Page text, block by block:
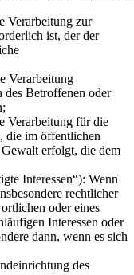
Verarbeitung zur
ist, der der
Verarbeitung
des Betroffenen oder
Verarbeitung für die
die im öffentlichen
erfolgt, die dem
Interessen“): Wenn
rechtlicher
oder eines
Interessen oder
dann, wenn es sich
des